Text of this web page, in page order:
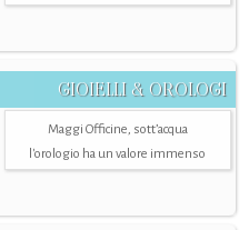
GIOIELLI & OROLOGI
Maggi Officine, sott’acqua
l'orologio ha un valore immenso